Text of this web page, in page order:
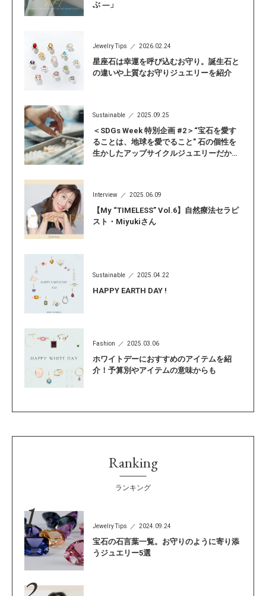
ぶ ―」
Jewelry Tips 2026.02.24
星座石は幸運を呼び込むお守り。誕生石と
の違いや上質なお守りジュエリーを紹介
Sustainable 2025.09.25
＜SDGs Week 特別企画 #2＞“宝石を愛す
ることは、地球を愛でること” 石の個性を
生かしたアップサイクルジュエリーだから
Interview 2025.06.09
【My “TIMELESS” Vol.6】自然療法セラピ
スト・Miyukiさん
Sustainable 2025.04.22
HAPPY EARTH DAY !
Fashion 2025.03.06
ホワイトデーにおすすめのアイテムを紹
介！予算別やアイテムの意味からも
Ranking
ランキング
Jewelry Tips 2024.09.24
宝石の石言葉一覧。お守りのように寄り添
うジュエリー5選